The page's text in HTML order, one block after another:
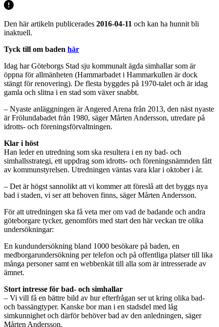
Den här artikeln publicerades 2016-04-11 och kan ha hunnit bli
inaktuell.
Tyck till om baden här
Idag har Göteborgs Stad sju kommunalt ägda simhallar som är
öppna för allmänheten (Hammarbadet i Hammarkullen är dock
stängt för renovering). De flesta byggdes på 1970-talet och är idag
gamla och slitna i en stad som växer snabbt.
– Nyaste anläggningen är Angered Arena från 2013, den näst nyaste
är Frölundabadet från 1980, säger Mårten Andersson, utredare på
idrotts- och föreningsförvaltningen.
Klar i höst
Han leder en utredning som ska resultera i en ny bad- och
simhallsstrategi, ett uppdrag som idrotts- och föreningsnämnden fått
av kommunstyrelsen. Utredningen väntas vara klar i oktober i år.
– Det är högst sannolikt att vi kommer att föreslå att det byggs nya
bad i staden, vi ser att behoven finns, säger Mårten Andersson.
För att utredningen ska få veta mer om vad de badande och andra
göteborgare tycker, genomförs med start den här veckan tre olika
undersökningar:
En kundundersökning bland 1000 besökare på baden, en
medborgarundersökning per telefon och på offentliga platser till lika
många personer samt en webbenkät till alla som är intresserade av
ämnet.
Stort intresse för bad- och simhallar
– Vi vill få en bättre bild av hur efterfrågan ser ut kring olika bad-
och bassängtyper. Kanske bor man i en stadsdel med låg
simkunnighet och därför behöver bad av den anledningen, säger
Mårten Andersson.